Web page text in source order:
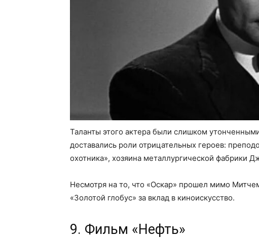
Таланты этого актера были слишком
доставались роли отрицательных героев:
охотника», хозяина металлургической фабрики
Несмотря на то, что «Оскар» прошел мимо
«Золотой глобус» за вклад в киноискусство.
9. Фильм «Нефть»